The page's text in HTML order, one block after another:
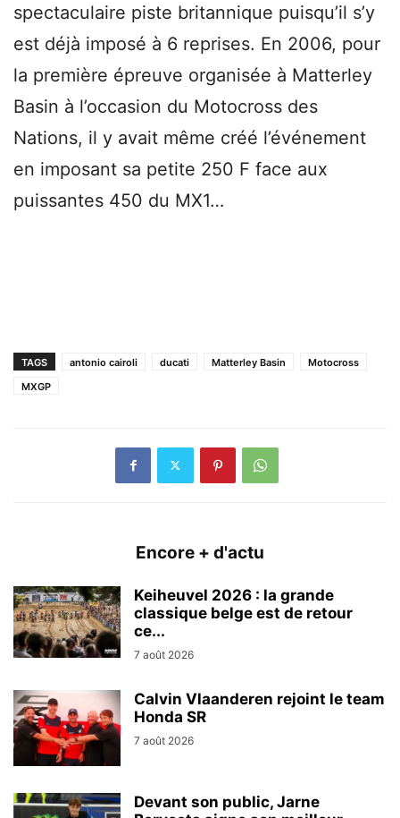
spectaculaire piste britannique puisqu’il s’y
est déjà imposé à 6 reprises. En 2006, pour
la première épreuve organisée à Matterley
Basin à l’occasion du Motocross des
Nations, il y avait même créé l’événement
en imposant sa petite 250 F face aux
puissantes 450 du MX1…
TAGS antonio cairoli ducati Matterley Basin
Motocross
MXGP
Encore + d'actu
Keiheuvel 2026 : la grande
classique belge est de retour
ce...
7 août 2026
Calvin Vlaanderen rejoint le team
Honda SR
7 août 2026
Devant son public, Jarne